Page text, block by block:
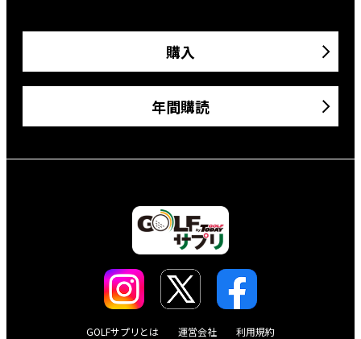
購入
年間購読
GOLFサプリとは 運営会社 利用規約